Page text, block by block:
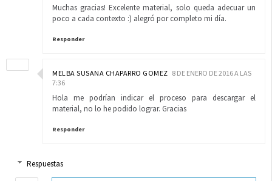
Muchas gracias! Excelente material, solo queda adecuar un
poco a cada contexto :) alegró por completo mi día.
Responder
MELBA SUSANA CHAPARRO GOMEZ 8 DE ENERO DE 2016 A LAS
7:36
Hola me podrían indicar el proceso para descargar el
material, no lo he podido lograr. Gracias
Responder
Respuestas